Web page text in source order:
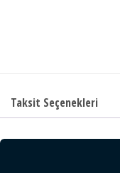
Taksit Seçenekleri